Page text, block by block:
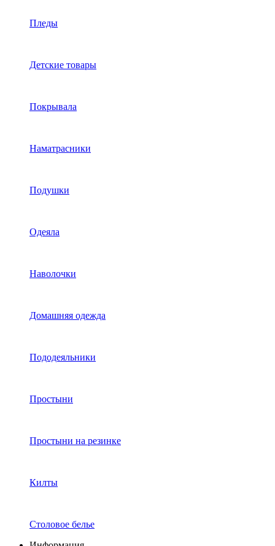
Пледы
Детские товары
Покрывала
Наматрасники
Подушки
Одеяла
Наволочки
Домашняя одежда
Пододеяльники
Простыни
Простыни на резинке
Килты
Столовое белье